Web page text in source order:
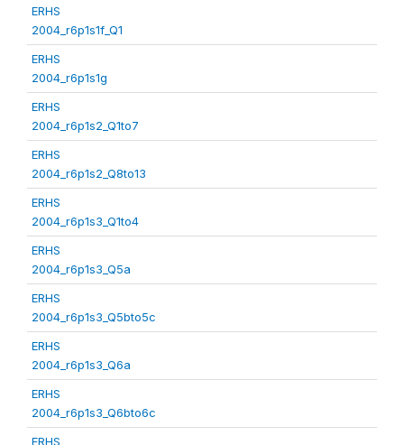
ERHS
2004_r6p1s1f_Q1
ERHS
2004_r6p1s1g
ERHS
2004_r6p1s2_Q1to7
ERHS
2004_r6p1s2_Q8to13
ERHS
2004_r6p1s3_Q1to4
ERHS
2004_r6p1s3_Q5a
ERHS
2004_r6p1s3_Q5bto5c
ERHS
2004_r6p1s3_Q6a
ERHS
2004_r6p1s3_Q6bto6c
ERHS